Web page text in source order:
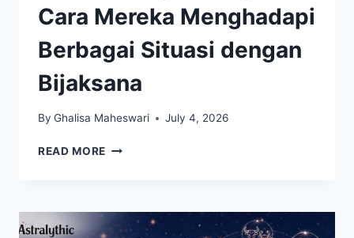
Cara Mereka Menghadapi
Berbagai Situasi dengan
Bijaksana
By Ghalisa Maheswari July 4, 2026
READ MORE LIBRA
BEGINI
CARA